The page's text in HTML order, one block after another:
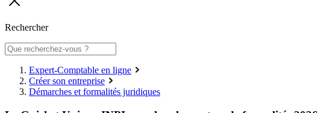
Rechercher
Expert-Comptable en ligne
Créer son entreprise
Démarches et formalités juridiques